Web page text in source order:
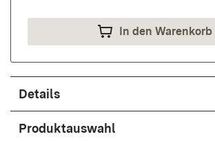
In den Warenkorb
Details
Produktauswahl